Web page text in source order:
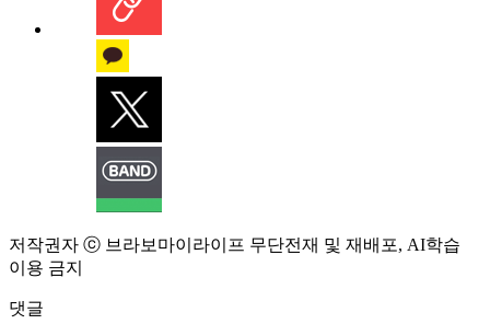
저작권자 ⓒ 브라보마이라이프 무단전재 및 재배포, AI학습
이용 금지
댓글